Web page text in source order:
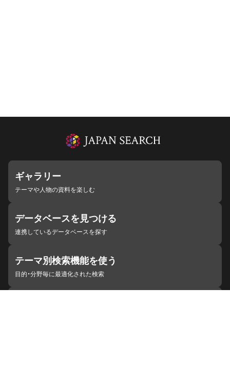
ギャラリー
テーマや人物の資料を楽しむ
データベースを見つける
連携しているデータベースを探す
テーマ別検索機能を使う
目的・分野毎に最適化された検索